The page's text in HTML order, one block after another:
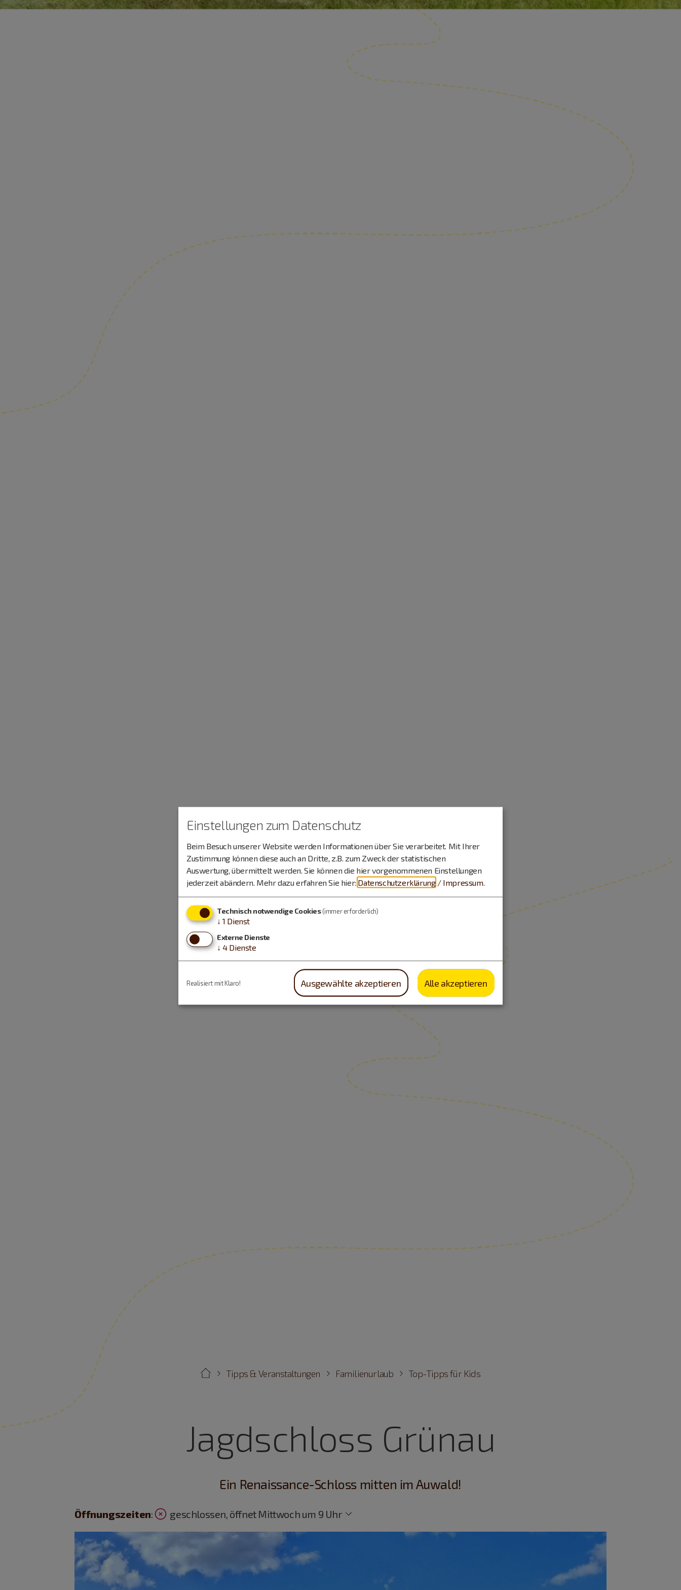
Top-Tipps für Kids
Familienurlaub
Tipps & Veranstaltungen
Jagdschloss Grünau
Ein Renaissance-Schloss mitten im Auwald!
Öffnungszeiten: geschlossen, öffnet Mittwoch um 9 Uhr
Einstellungen zum Datenschutz
Beim Besuch unserer Website werden Informationen über Sie verarbeitet. Mit Ihrer
Zustimmung können diese auch an Dritte, z.B. zum Zweck der statistischen
Auswertung, übermittelt werden. Sie können die hier vorgenommenen Einstellungen
jederzeit abändern. Mehr dazu erfahren Sie hier: Datenschutzerklärung / Impressum.
Technisch notwendige Cookies(immer erforderlich)
↓ 1 Dienst
Externe Dienste
↓ 4 Dienste
Ausgewählte akzeptieren Alle akzeptieren
Realisiert mit Klaro!